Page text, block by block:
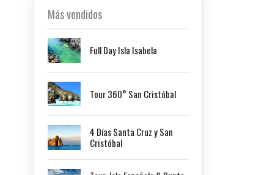
Más vendidos
Full Day Isla Isabela
Tour 360° San Cristóbal
4 Días Santa Cruz y San
Cristóbal